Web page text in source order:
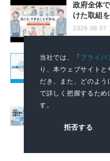
当社では、「プライバ
り、本ウェブサイト
だき、また、どのよ
で詳しく把握するため
す。
拒否する
政府全体
けた取組
2026.08.07
AIで組織の業
Client View」
トサービス」
2026.08.06
Client View」
革」篇の放映